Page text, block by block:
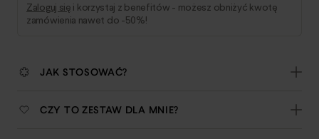
Zaloguj się i korzystaj z benefitów - możesz obniżyć kwotę
zamówienia nawet do -50%!
JAK STOSOWAĆ?
CZY TO ZESTAW DLA MNIE?